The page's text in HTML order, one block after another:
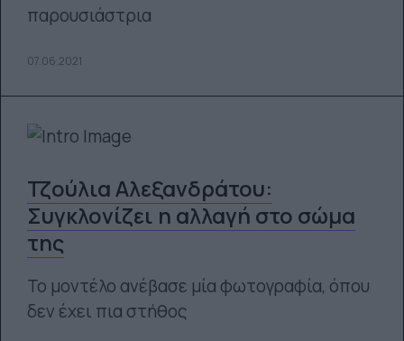
παρουσιάστρια
07.06.2021
Τζούλια Αλεξανδράτου:
Συγκλονίζει η αλλαγή στο σώμα
της
Το μοντέλο ανέβασε μία φωτογραφία, όπου
δεν έχει πια στήθος